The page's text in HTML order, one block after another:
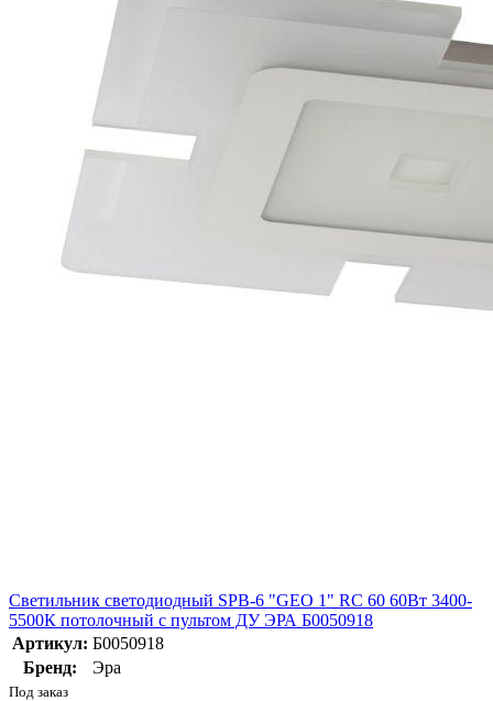
Светильник светодиодный SPB-6 "GEO 1" RC 60 60Вт 3400-
5500К потолочный с пультом ДУ ЭРА Б0050918
Артикул: Б0050918
Бренд:
Эра
Под заказ